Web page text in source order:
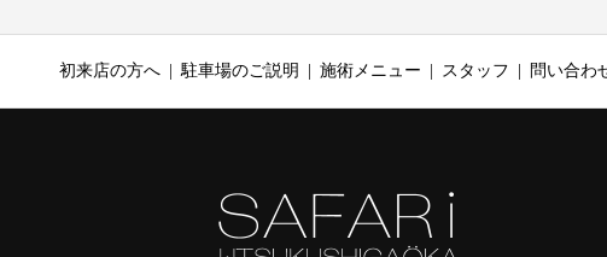
初来店の方へ 駐車場のご説明 施術メニュー スタッフ 問い合わ